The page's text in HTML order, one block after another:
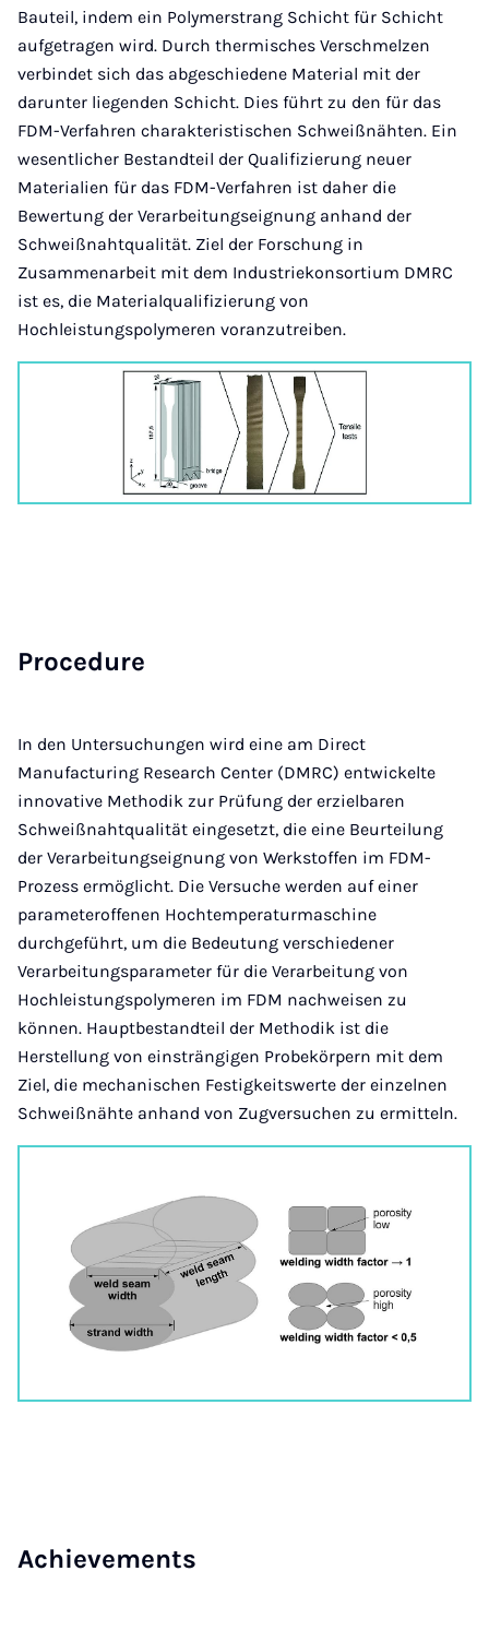
Bauteil, indem ein Polymerstrang Schicht für Schicht
aufgetragen wird. Durch thermisches Verschmelzen
verbindet sich das abgeschiedene Material mit der
darunter liegenden Schicht. Dies führt zu den für das
FDM-Verfahren charakteristischen Schweißnähten. Ein
wesentlicher Bestandteil der Qualifizierung neuer
Materialien für das FDM-Verfahren ist daher die
Bewertung der Verarbeitungseignung anhand der
Schweißnahtqualität. Ziel der Forschung in
Zusammenarbeit mit dem Industriekonsortium DMRC
ist es, die Materialqualifizierung von
Hochleistungspolymeren voranzutreiben.
Pro­ced­ure
In den Untersuchungen wird eine am Direct
Manufacturing Research Center (DMRC) entwickelte
innovative Methodik zur Prüfung der erzielbaren
Schweißnahtqualität eingesetzt, die eine Beurteilung
der Verarbeitungseignung von Werkstoffen im FDM-
Prozess ermöglicht. Die Versuche werden auf einer
parameteroffenen Hochtemperaturmaschine
durchgeführt, um die Bedeutung verschiedener
Verarbeitungsparameter für die Verarbeitung von
Hochleistungspolymeren im FDM nachweisen zu
können. Hauptbestandteil der Methodik ist die
Herstellung von einsträngigen Probekörpern mit dem
Ziel, die mechanischen Festigkeitswerte der einzelnen
Schweißnähte anhand von Zugversuchen zu ermitteln.
Achieve­ments